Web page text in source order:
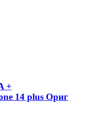
+
14 plus Ориг